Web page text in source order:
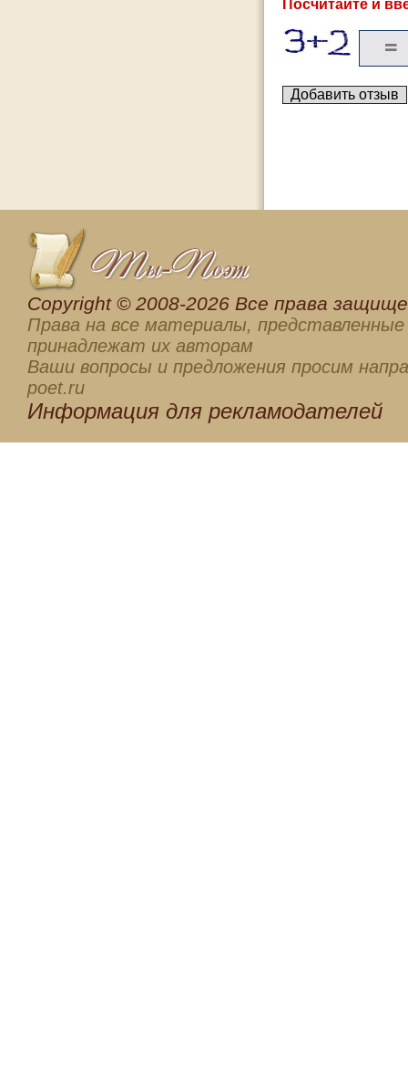
Посчитайте и
Сopyright © 2008-2026 Все права
Права на все материалы, представленные
принадлежат их авторам
Ваши вопросы и предложения просим
poet.ru
Информация для рекламодателей